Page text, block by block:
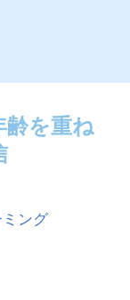
齢を重ね
ング